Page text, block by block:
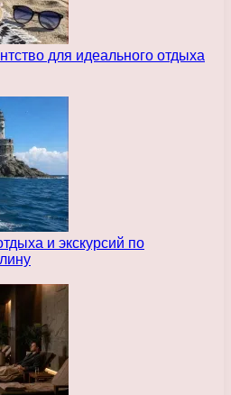
для идеального отдыха
и экскурсий по